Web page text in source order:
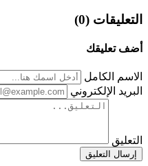
التعليقات (0)
أضف تعليقك
الاسم الكامل
البريد الإلكتروني
التعليق
إرسال التعليق